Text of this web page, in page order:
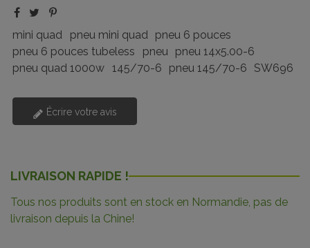
mini quad pneu mini quad
pneu 6 pouces
pneu 6 pouces tubeless
pneu
pneu 14x5.00-6
pneu quad 1000w 145/70-6 pneu 145/70-6 SW696
Écrire votre avis
LIVRAISON RAPIDE !
Tous nos produits sont en stock en Normandie, pas de
livraison depuis la Chine!